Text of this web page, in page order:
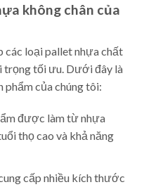
không chân của
các loại pallet nhựa chất
trọng tối ưu. Dưới đây là
phẩm của chúng tôi:
được làm từ nhựa
thọ cao và khả năng
cấp nhiều kích thước